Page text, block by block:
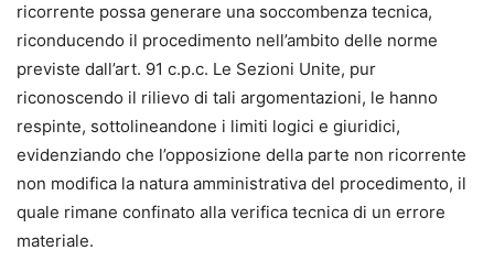
ricorrente possa generare una soccombenza tecnica,
riconducendo il procedimento nell’ambito delle norme
previste dall’art. 91 c.p.c. Le Sezioni Unite, pur
riconoscendo il rilievo di tali argomentazioni, le hanno
respinte, sottolineandone i limiti logici e giuridici,
evidenziando che l’opposizione della parte non ricorrente
non modifica la natura amministrativa del procedimento, il
quale rimane confinato alla verifica tecnica di un errore
materiale.